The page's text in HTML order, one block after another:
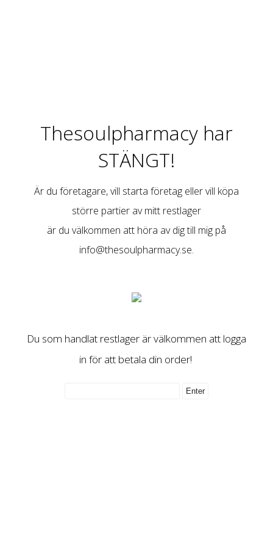
Thesoulpharmacy har
STÄNGT!
Är du företagare, vill starta företag eller vill köpa
större partier av mitt restlager
är du välkommen att höra av dig till mig på
info@thesoulpharmacy.se.
Du som handlat restlager är välkommen att logga
in för att betala din order!